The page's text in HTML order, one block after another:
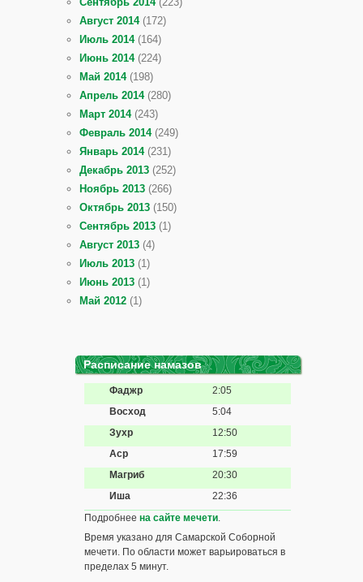
Август 2014(172)
Июль 2014(164)
Июнь 2014(224)
Май 2014(198)
Апрель 2014(280)
Март 2014(243)
Февраль 2014(249)
Январь 2014(231)
Декабрь 2013 (252)
Ноябрь 2013 (266)
Октябрь 2013 (150)
Сентябрь 2013 (1)
Август 2013 (4)
Июль 2013 (1)
Июнь 2013 (1)
Май 2012 (1)
Расписание намазов
Фаджр
2:05
Восход
5:04
Зухр
12:50
Аср
17:59
Магриб
20:30
Иша
22:36
Подробнее на сайте мечети.
Время указано для Самарской Соборной
мечети. По области может варьироваться в
пределах 5 минут.